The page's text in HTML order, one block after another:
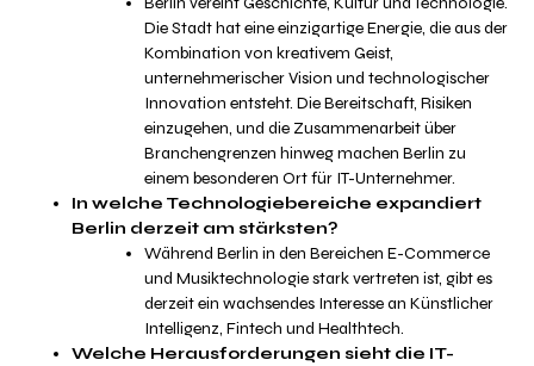
Die Stadt hat eine einzigartige Energie, die aus der
Kombination von kreativem Geist,
unternehmerischer Vision und technologischer
Innovation entsteht. Die Bereitschaft, Risiken
einzugehen, und die Zusammenarbeit über
Branchengrenzen hinweg machen Berlin zu
einem besonderen Ort für IT-Unternehmer.
In welche Technologiebereiche expandiert
Berlin derzeit am stärksten?
Während Berlin in den Bereichen E-Commerce
und Musiktechnologie stark vertreten ist, gibt es
derzeit ein wachsendes Interesse an Künstlicher
Intelligenz, Fintech und Healthtech.
Welche Herausforderungen sieht die IT-